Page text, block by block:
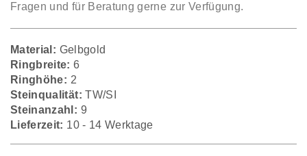
Fragen und für Beratung gerne zur Verfügung.
Material: Gelbgold
Ringbreite: 6
Ringhöhe: 2
Steinqualität: TW/SI
Steinanzahl: 9
Lieferzeit: 10 - 14 Werktage